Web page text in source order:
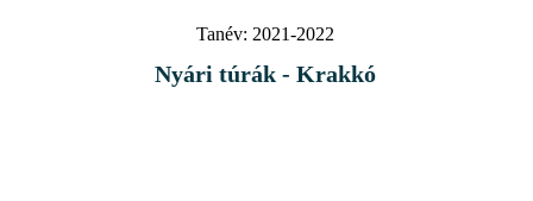
Tanév: 2021-2022
Nyári túrák - Krakkó